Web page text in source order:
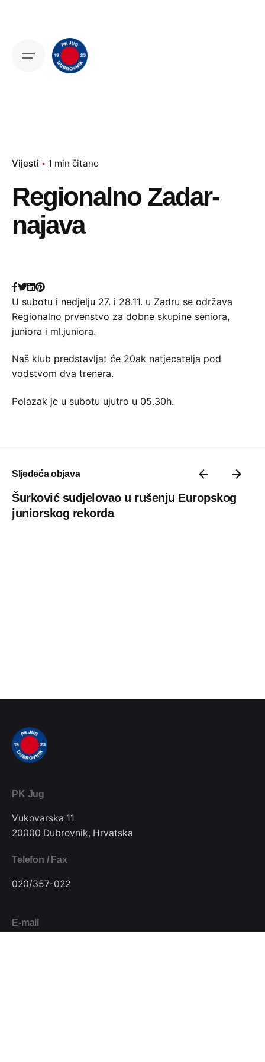
Vijesti 1 min čitano
Regionalno Zadar-
najava
U subotu i nedjelju 27. i 28.11. u Zadru se održava
Regionalno prvenstvo za dobne skupine seniora,
juniora i ml.juniora.
Naš klub predstavljat će 20ak natjecatelja pod
vodstvom dva trenera.
Polazak je u subotu ujutro u 05.30h.
Sljedeća objava
Šurković sudjelovao u rušenju Europskog
juniorskog rekorda
PK Jug
Vukovarska 11
20000 Dubrovnik, Hrvatska
Telefon / Fax
020/357-022
E-mail